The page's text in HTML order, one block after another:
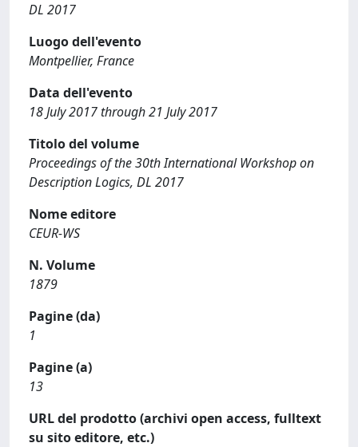
DL 2017
Luogo dell'evento
Montpellier, France
Data dell'evento
18 July 2017 through 21 July 2017
Titolo del volume
Proceedings of the 30th International Workshop on
Description Logics, DL 2017
Nome editore
CEUR-WS
N. Volume
1879
Pagine (da)
1
Pagine (a)
13
URL del prodotto (archivi open access, fulltext
su sito editore, etc.)